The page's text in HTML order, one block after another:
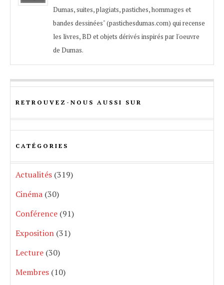
Dumas, suites, plagiats, pastiches, hommages et
bandes dessinées" (pastichesdumas.com) qui recense
les livres, BD et objets dérivés inspirés par l'oeuvre
de Dumas.
RETROUVEZ-NOUS AUSSI SUR
CATÉGORIES
Actualités (319)
Cinéma (30)
Conférence (91)
Exposition (31)
Lecture (30)
Membres (10)